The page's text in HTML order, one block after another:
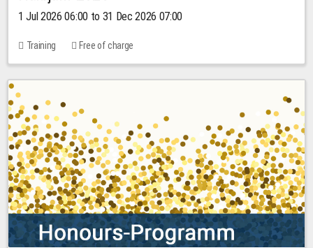
1 Jul 2026 06:00 to 31 Dec 2026 07:00
Training Free of charge